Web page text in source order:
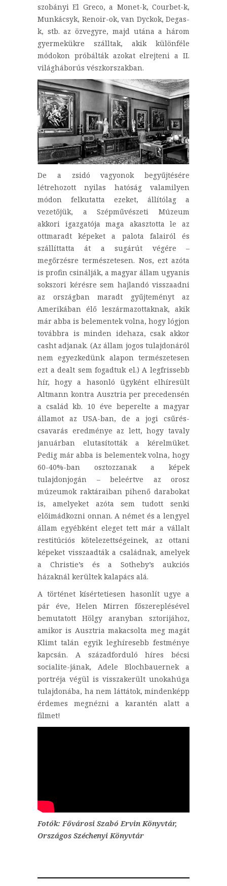
szobányi El Greco, a Monet-k, Courbet-k,
Munkácsyk, Renoir-ok, van Dyckok, Degas-
k, stb. az özvegyre, majd utána a három
gyermekükre szálltak, akik különféle
módokon próbálták azokat elrejteni a II.
világháborús vészkorszakban.
De a zsidó vagyonok begyűjtésére
létrehozott nyilas hatóság valamilyen
módon felkutatta ezeket, állítólag a
vezetőjük, a Szépművészeti Múzeum
akkori igazgatója maga akasztotta le az
ottmaradt képeket a palota falairól és
szállíttatta át a sugárút végére –
megőrzésre természetesen. Nos, ezt azóta
is profin csinálják, a magyar állam ugyanis
sokszori kérésre sem hajlandó visszaadni
az országban maradt gyűjteményt az
Amerikában élő leszármazottaknak, akik
már abba is belementek volna, hogy lógjon
továbbra is minden idehaza, csak akkor
casht adjanak. (Az állam jogos tulajdonáról
nem egyezkedünk alapon természetesen
ezt a dealt sem fogadtuk el.) A legfrissebb
hír, hogy a hasonló ügyként elhíresült
Altmann kontra Ausztria per precedensén
a család kb. 10 éve beperelte a magyar
államot az USA-ban, de a jogi csűrés-
csavarás eredménye az lett, hogy tavaly
januárban elutasították a kérelmüket.
Pedig már abba is belementek volna, hogy
60-40%-ban osztozzanak a képek
tulajdonjogán – beleértve az orosz
múzeumok raktáraiban pihenő darabokat
is, amelyeket azóta sem tudott senki
előimádkozni onnan. A német és a lengyel
állam egyébként eleget tett már a vállalt
restitúciós kötelezettségeinek, az ottani
képeket visszaadták a családnak, amelyek
a Christie’s és a Sotheby’s aukciós
házaknál kerültek kalapács alá.
A történet kísértetiesen hasonlít ugye a
pár éve, Helen Mirren főszereplésével
bemutatott Hölgy aranyban sztorijához,
amikor is Ausztria makacsolta meg magát
Klimt talán egyik leghíresebb festménye
kapcsán. A századforduló híres bécsi
socialite-jának, Adele Blochbauernek a
portréja végül is visszakerült unokahúga
tulajdonába, ha nem láttátok, mindenképp
érdemes megnézni a karantén alatt a
filmet!
Fotók: Fővárosi Szabó Ervin Könyvtár,
Országos Széchenyi Könyvtár